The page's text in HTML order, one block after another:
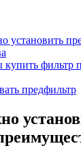
установить
фильтр
предфильтр